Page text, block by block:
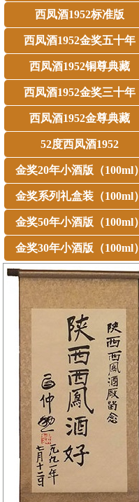
西凤酒1952标准版
西凤酒1952金奖五十年
西凤酒1952铜尊典藏
西凤酒1952金奖三十年
西凤酒1952金尊典藏
52度西凤酒1952
金奖20年小酒版（100ml）
金奖系列礼盒装（100ml）
金奖50年小酒版（100ml）
金奖30年小酒版（100ml）